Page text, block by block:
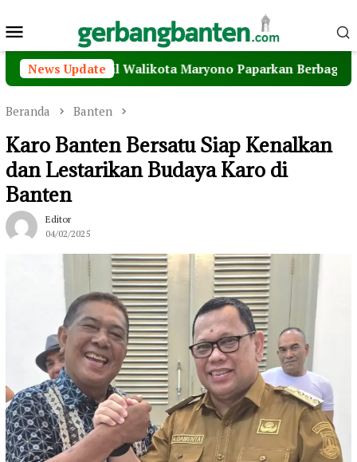
ke
Menu
Mobile
News Update
Walikota Maryono Paparkan Berbagai Inovasi
Beranda Banten
Karo Banten Bersatu Siap Kenalkan
dan Lestarikan Budaya Karo di
Banten
Editor
04/02/2025